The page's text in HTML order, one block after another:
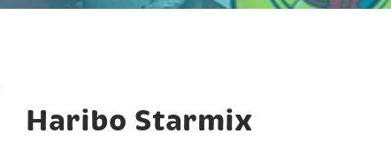
Haribo Starmix